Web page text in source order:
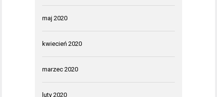
maj 2020
kwiecień 2020
marzec 2020
luty 2020